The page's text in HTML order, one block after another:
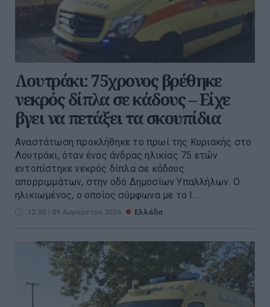
Λουτράκι: 75χρονος βρέθηκε
νεκρός δίπλα σε κάδους – Είχε
βγει να πετάξει τα σκουπίδια
Αναστάτωση προκλήθηκε το πρωί της Κυριακής στο
Λουτράκι, όταν ένας άνδρας ηλικίας 75 ετών
εντοπίστηκε νεκρός δίπλα σε κάδους
απορριμμάτων, στην οδό Δημοσίων Υπαλλήλων. Ο
ηλικιωμένος, ο οποίος σύμφωνα με το l...
12:55 | 09 Αυγούστου 2026 Ελλάδα